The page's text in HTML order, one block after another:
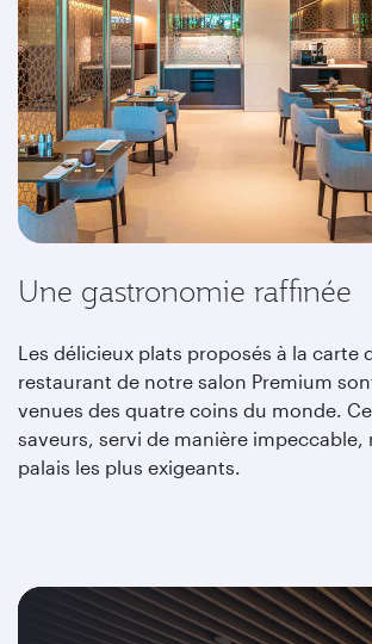
Une gastronomie raffinée
Les délicieux plats proposés à la carte
restaurant de notre salon Premium
venues des quatre coins du monde.
saveurs, servi de manière impeccable,
palais les plus exigeants.